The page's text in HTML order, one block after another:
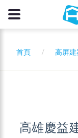
首頁 高屏建
高雄慶益